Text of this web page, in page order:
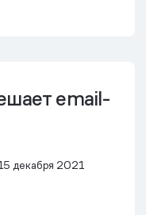
email-
декабря 2021